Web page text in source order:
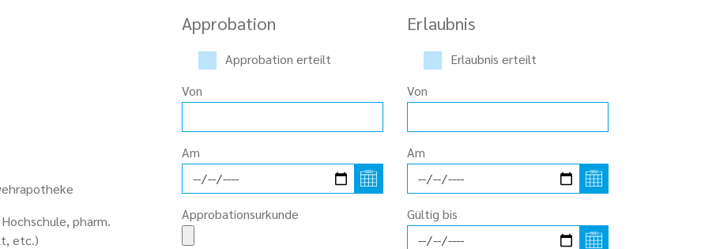
pharm.
etc.)
Approbation
Approbation erteilt
Von
Am
Approbationsurkunde
Erlaubnis
Erlaubnis erteilt
Von
Am
Gültig bis